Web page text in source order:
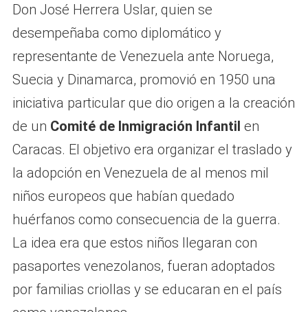
Don José Herrera Uslar, quien se
desempeñaba como diplomático y
representante de Venezuela ante Noruega,
Suecia y Dinamarca, promovió en 1950 una
iniciativa particular que dio origen a la creación
de un Comité de Inmigración Infantil en
Caracas. El objetivo era organizar el traslado y
la adopción en Venezuela de al menos mil
niños europeos que habían quedado
huérfanos como consecuencia de la guerra.
La idea era que estos niños llegaran con
pasaportes venezolanos, fueran adoptados
por familias criollas y se educaran en el país